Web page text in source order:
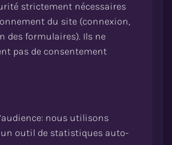
strictement nécessaires
du site (connexion,
des formulaires). Ils ne
nous utilisons
outil de statistiques auto-